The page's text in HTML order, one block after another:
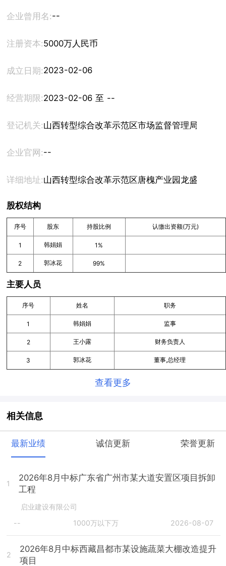
企业曾用名:--
注册资本:5000万人民币
成立日期:2023-02-06
经营期限: 2023-02-06 至 --
登记机关:山西转型综合改革示范区市场监督管理局
企业官网:--
详细地址:山西转型综合改革示范区唐槐产业园龙盛街13
股权结构
序号 股东 持股比例 认缴出资额(万元)
1 韩娟娟 1%
2 郭冰花 99%
主要人员
序号 姓名 职务
1 韩娟娟 监事
2 王小露 财务负责人
3 郭冰花 董事,总经理
查看更多
相关信息
最新业绩 诚信更新 荣誉更新
1
2026年8月中标广东省广州市某大道安置区项目拆卸
工程
启业建设有限公司
--
1000万以下万 2026-08-07
2
2026年8月中标西藏昌都市某设施蔬菜大棚改造提升
项目